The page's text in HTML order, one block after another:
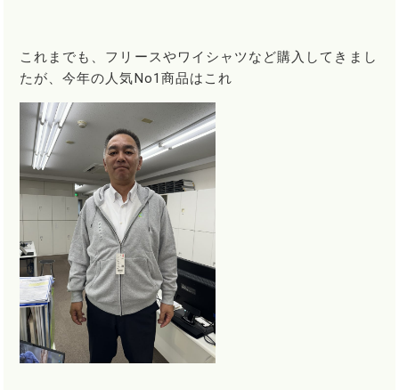
これまでも、フリースやワイシャツなど購入してきまし
たが、今年の人気No1商品はこれ